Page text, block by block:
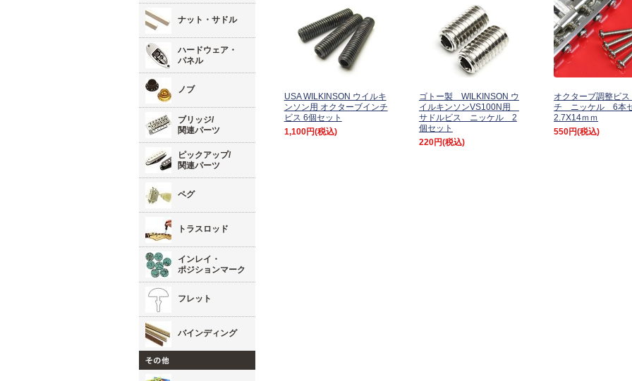
ナット・サドル
ハードウェア・
パネル
ノブ
ブリッジ/
関連パーツ
ピックアップ/
関連パーツ
ペグ
トラスロッド
インレイ・
ポジションマーク
フレット
バインディング
USA WILKINSON ウイルキ
ンソン用 オクターブインチ
ビス 6個セット
1,100円(税込)
ゴトー製 WILKINSON ウ
イルキンソンVS100N用
サドルビス ニッケル 2
個セット
220円(税込)
オクターブ調整ビ
チ ニッケル 6本
2.7X14ｍｍ
550円(税込)